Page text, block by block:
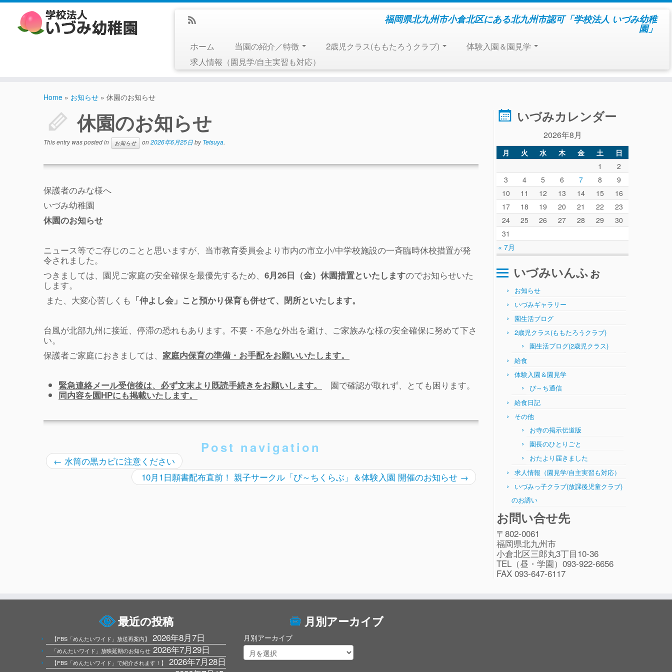
福岡県北九州市小倉北区にある北九州市認可「学校法人 いづみ幼稚
園」
ホーム 当園の紹介／特徴 2歳児クラス(ももたろうクラブ)
体験入園＆園見学
求人情報（園見学/自主実習も対応）
Home » お知らせ » 休園のお知らせ
休園のお知らせ
This entry was posted in お知らせ on2026年6月25日byTetsuya.
保護者のみな様へ
いづみ幼稚園
休園のお知らせ
ニュース等でご存じのことと思いますが、当市教育委員会より市内の市立小/中学校施設の一斉臨時休校措置が発
令されました。
つきましては、園児ご家庭の安全確保を最優先するため、 6月26日（金）休園措置といたしますのでお知らせいた
します。
また、大変心苦しくも 「仲よし会」こと預かり保育も併せて、閉所といたします。
台風が北部九州に接近、停滞の恐れもあります。不要・不急な外出を避け、ご家族みな様の安全確保に努めて下さ
い。
保護者ご家庭におきましては、 家庭内保育の準備・お手配をお願いいたします。
緊急連絡メール受信後は、必ず文末より既読手続きをお願いします。 園で確認が取れず、とても困ります。
同内容を園HPにも掲載いたします。
Post navigation
← 水筒の黒カビに注意ください
10月1日願書配布直前！ 親子サークル「ぴ～ちくらぶ」＆体験入園 開催のお知らせ →
いづみカレンダー
2026年8月
月 火 水 木 金 土 日
« 7月
1
2
3
4 5 6 7 8
9
10
11 12 13 14 15
16
17
18 19 20 21 22
23
24
25 26 27 28 29
30
31
いづみいんふぉ
お知らせ
いづみギャラリー
園生活ブログ
2歳児クラス(ももたろうクラブ)
園生活ブログ(2歳児クラス)
給食
体験入園＆園見学
ぴ～ち通信
給食日記
その他
お寺の掲示伝道版
園長のひとりごと
おたより届きました
求人情報（園見学/自主実習も対応）
いづみっ子クラブ(放課後児童クラブ)
のお誘い
お問い合せ先
〒802-0061
福岡県北九州市
小倉北区三郎丸3丁目10-36
TEL（昼・学園）093-922-6656
FAX 093-647-6117
最近の投稿
【FBS「めんたいワイド」放送再案内】 2026年8月7日
「めんたいワイド」放映延期のお知らせ 2026年7月29日
【FBS「めんたいワイド」で紹介されます！】 2026年7月28日
月別アーカイブ
月別アーカイブ